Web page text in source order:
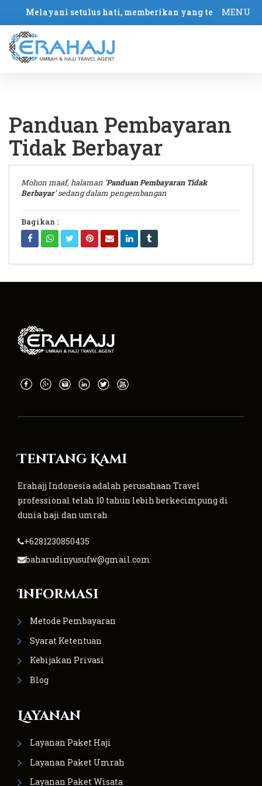
Melayani setulus hati, memberikan yang terbaik
Panduan Pembayaran
Tidak Berbayar
Mohon maaf, halaman 'Panduan Pembayaran Tidak
Berbayar'sedang dalam pengembangan
Bagikan :
Tentang Kami
Erahajj Indonesia adalah perusahaan Travel
professional telah 10 tahun lebih berkecimpung di
dunia haji dan umrah
+6281230850435
baharudinyusufw@gmail.com
Informasi
Metode Pembayaran
Syarat Ketentuan
Kebijakan Privasi
Blog
Layanan
Layanan Paket Haji
Layanan Paket Umrah
Layanan Paket Wisata
MENU